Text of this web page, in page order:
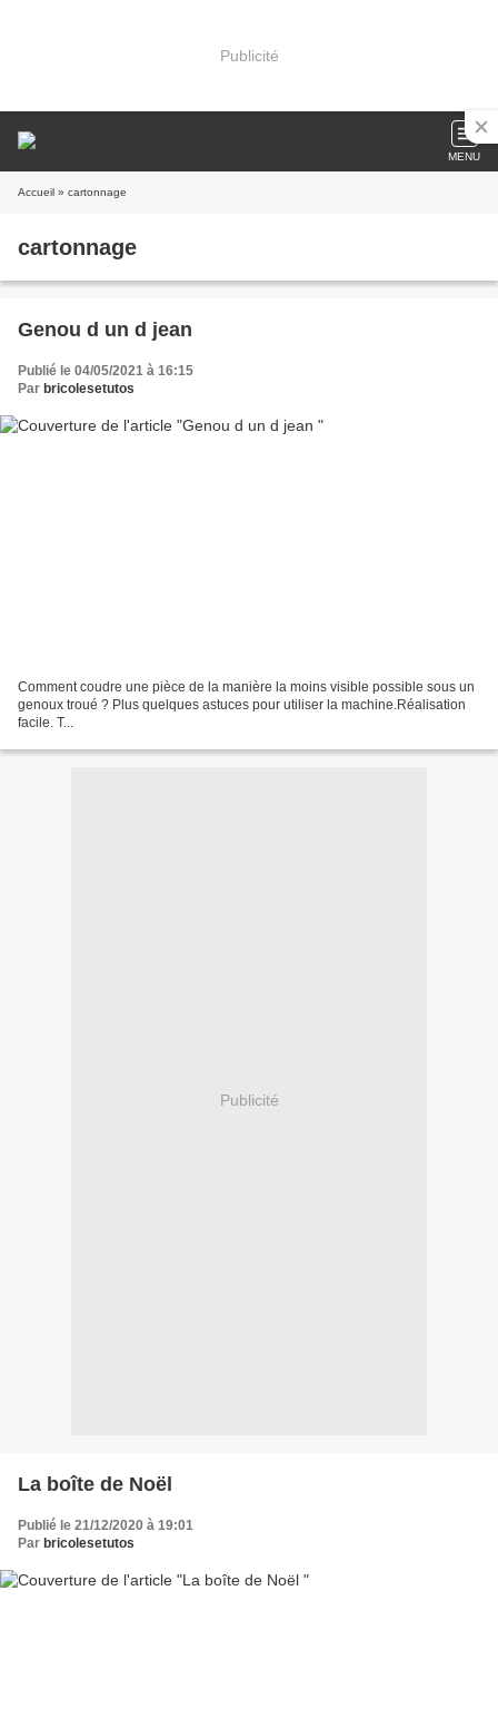
Publicité
MENU
Accueil » cartonnage
cartonnage
Genou d un d jean
Publié le 04/05/2021 à 16:15
Par bricolesetutos
Comment coudre une pièce de la manière la moins visible possible sous un
genoux troué ? Plus quelques astuces pour utiliser la machine.Réalisation
facile. T...
Publicité
La boîte de Noël
Publié le 21/12/2020 à 19:01
Par bricolesetutos